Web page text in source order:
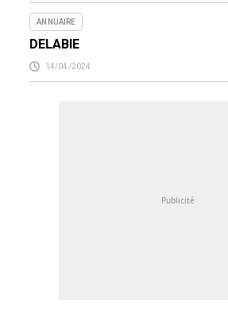
ANNUAIRE
DELABIE
14/04/2024